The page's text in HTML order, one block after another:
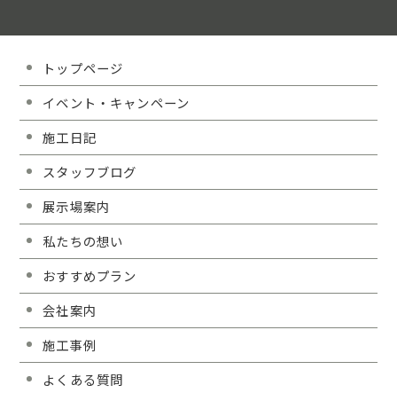
トップページ
イベント・キャンペーン
施工日記
スタッフブログ
展示場案内
私たちの想い
おすすめプラン
会社案内
施工事例
よくある質問